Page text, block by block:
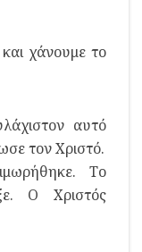
χάνουμε το
αυτό
τον Χριστό.
Το
Ο Χριστός